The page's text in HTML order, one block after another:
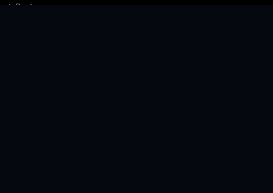
Poster une annonce